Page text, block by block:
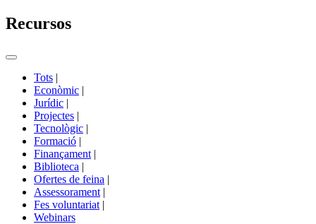
Recursos
Commutador
portals
Tots |
Econòmic |
Jurídic |
Projectes |
Tecnològic |
Formació |
Finançament |
Biblioteca |
Ofertes de feina |
Assessorament |
Fes voluntariat |
Webinars